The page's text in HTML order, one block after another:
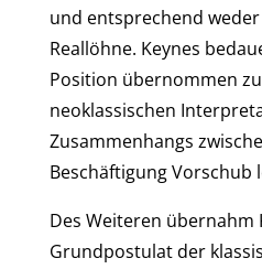
und entsprechend
Reallöhne. Keynes
Position übernommen
neoklassischen
Zusammenhangs
Beschäftigung Vorschub
Des Weiteren übernahm
Grundpostulat der